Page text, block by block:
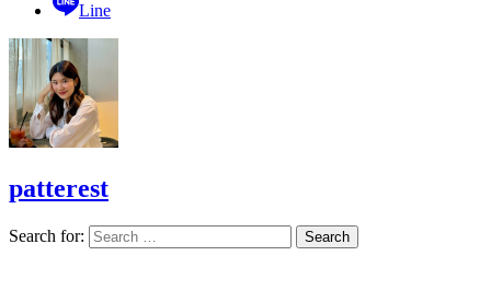
Line
patterest
Search for: